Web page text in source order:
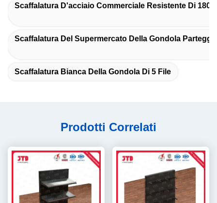
Scaffalatura D'acciaio Commerciale Resistente Di
Scaffalatura Del Supermercato Della Gondola
Scaffalatura Bianca Della Gondola Di 5 File
Prodotti Correlati